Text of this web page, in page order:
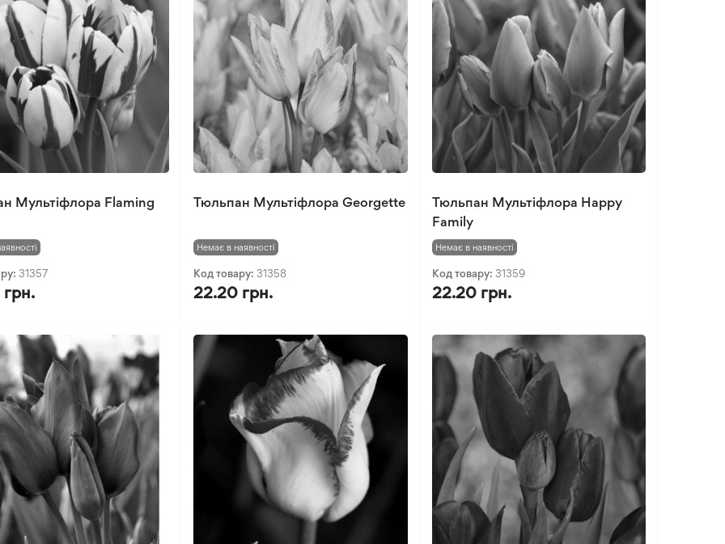
Мультіфлора Flaming
31357
Тюльпан Мультіфлора Georgette
Немає в наявності
Код товару:31358
22.20 грн.
Тюльпан Мультіфлора Happy
Family
Немає в наявності
Код товару: 31359
22.20 грн.